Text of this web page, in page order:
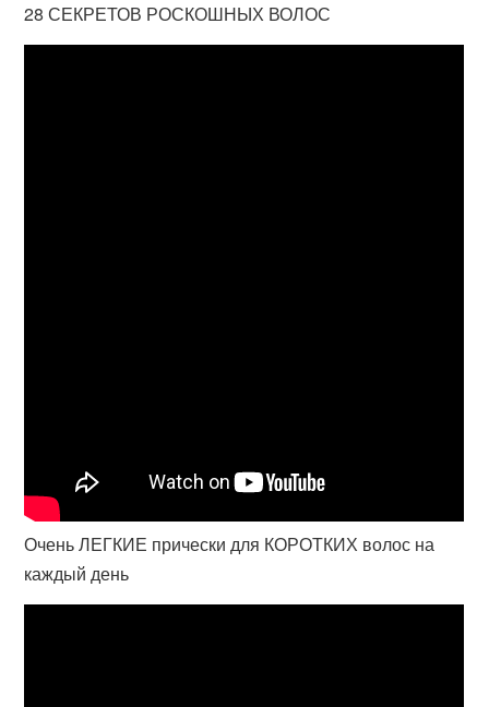
28 СЕКРЕТОВ РОСКОШНЫХ ВОЛОС
Очень ЛЕГКИЕ прически для КОРОТКИХ волос на
каждый день